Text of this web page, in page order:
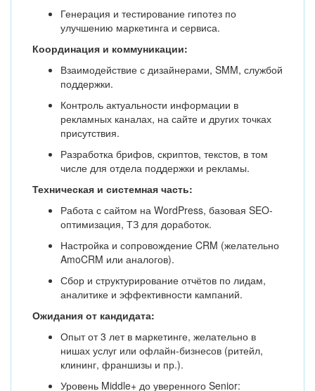
Генерация и тестирование гипотез по
улучшению маркетинга и сервиса.
Координация и коммуникации:
Взаимодействие с дизайнерами, SMM, службой
поддержки.
Контроль актуальности информации в
рекламных каналах, на сайте и других точках
присутствия.
Разработка брифов, скриптов, текстов, в том
числе для отдела поддержки и рекламы.
Техническая и системная часть:
Работа с сайтом на WordPress, базовая SEO-
оптимизация, ТЗ для доработок.
Настройка и сопровождение CRM (желательно
AmoCRM или аналогов).
Сбор и структурирование отчётов по лидам,
аналитике и эффективности кампаний.
Ожидания от кандидата:
Опыт от 3 лет в маркетинге, желательно в
нишах услуг или офлайн-бизнесов (ритейл,
клининг, франшизы и пр.).
Уровень Middle+ до уверенного Senior: